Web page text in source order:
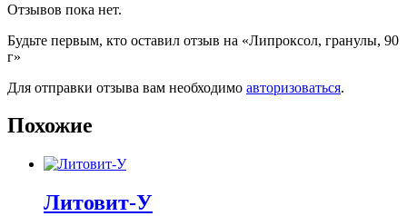
Отзывов пока нет.
Будьте первым, кто оставил отзыв на «Липроксол, гранулы, 90
г»
Для отправки отзыва вам необходимо авторизоваться.
Похожие
Литовит-У